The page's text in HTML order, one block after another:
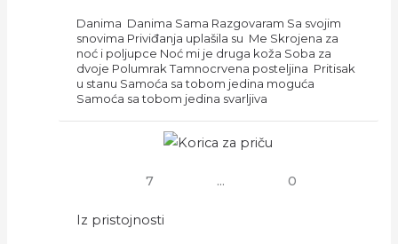
Danima Danima Sama Razgovaram Sa svojim
snovima Priviđanja uplašila su Me Skrojena za
noć i poljupce Noć mi je druga koža Soba za
dvoje Polumrak Tamnocrvena posteljina Pritisak
u stanu Samoća sa tobom jedina moguća
Samoća sa tobom jedina svarljiva
7 ... 0
Iz pristojnosti